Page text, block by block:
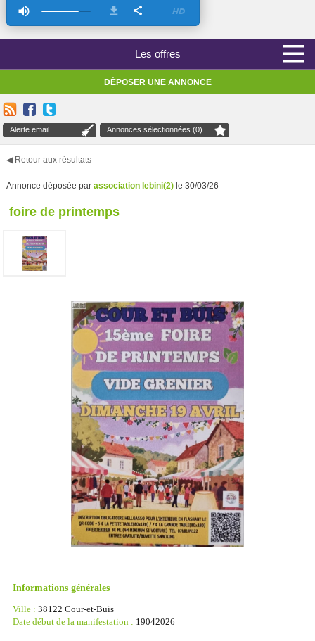
Les offres
DÉPOSER UNE ANNONCE
Alerte email Annonces sélectionnées (0)
◀ Retour aux résultats
Annonce déposée par association lebini(2) le 30/03/26
foire de printemps
Informations générales
Ville : 38122 Cour-et-Buis
Date début de la manifestation : 19042026